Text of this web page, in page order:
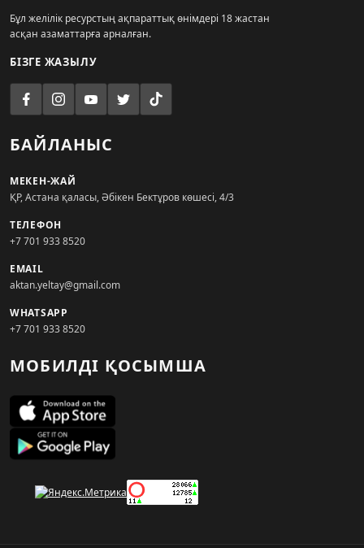
Бұл желілік ресурстың ақпараттық өнімдері 18 жастан
асқан азаматтарға арналған.
БІЗГЕ ЖАЗЫЛУ
БАЙЛАНЫС
МЕКЕН-ЖАЙ
ҚР, Астана қаласы, Әбікен Бектұров көшесі, 4/3
ТЕЛЕФОН
+7 701 933 8520
EMAIL
aktan.yeltay@gmail.com
WHATSAPP
+7 701 933 8520
МОБИЛДІ ҚОСЫМША